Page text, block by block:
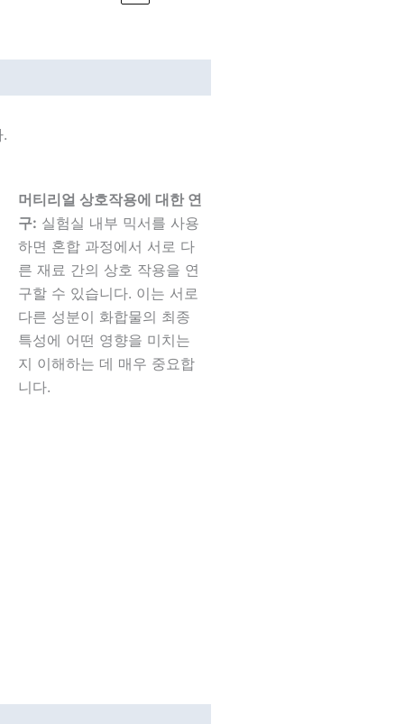
머티리얼 상호작용에 대한 연
구: 실험실 내부 믹서를 사용
하면 혼합 과정에서 서로 다
른 재료 간의 상호 작용을 연
구할 수 있습니다. 이는 서로
다른 성분이 화합물의 최종
특성에 어떤 영향을 미치는
지 이해하는 데 매우 중요합
니다.